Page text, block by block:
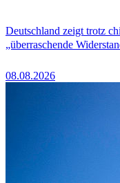
Deutschland zeigt trotz
„überraschende
08.08.2026